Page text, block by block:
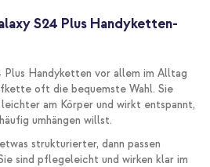
S24 Plus Handyketten-
Plus Handyketten vor allem im Alltag
oft die bequemste Wahl. Sie
am Körper und wirkt entspannt,
umhängen willst.
strukturierter, dann passen
sind pflegeleicht und wirken klar im